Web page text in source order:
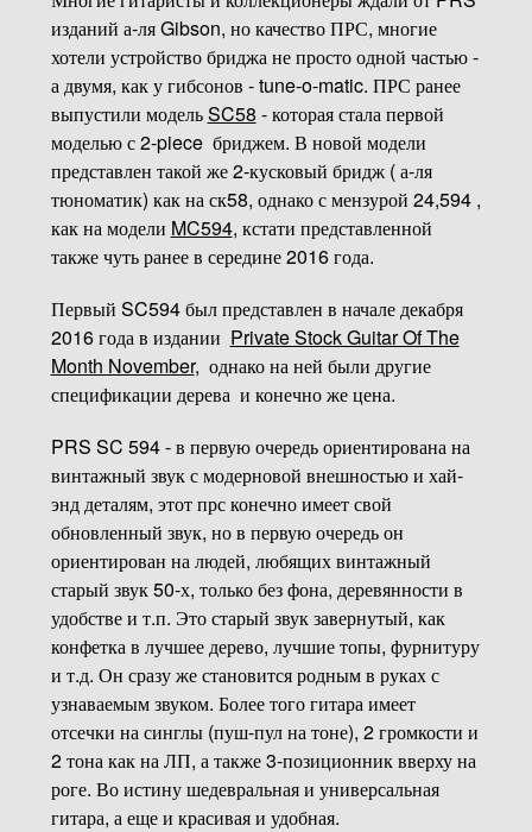
изданий а-ля Gibson, но качество ПРС, многие
хотели устройство бриджа не просто одной частью -
а двумя, как у гибсонов - tune-o-matic. ПРС ранее
выпустили модельSC58 - которая стала первой
моделью с 2-piece бриджем. В новой модели
представлен такой же 2-кусковый бридж ( а-ля
тюноматик) как на ск58, однако с мензурой 24,594 ,
как на модели MC594, кстати представленной
также чуть ранее в середине 2016 года.
Первый SC594 был представлен в начале декабря
2016 года в издании Private Stock Guitar Of The
Month November, однако на ней были другие
спецификации дерева и конечно же цена.
PRS SC 594 - в первую очередь ориентирована на
винтажный звук с модерновой внешностью и хай-
энд деталям, этот прс конечно имеет свой
обновленный звук, но в первую очередь он
ориентирован на людей, любящих винтажный
старый звук 50-х, только без фона, деревянности в
удобстве и т.п. Это старый звук завернутый, как
конфетка в лучшее дерево, лучшие топы, фурнитуру
и т.д. Он сразу же становится родным в руках с
узнаваемым звуком. Более того гитара имеет
отсечки на синглы (пуш-пул на тоне), 2 громкости и
2 тона как на ЛП, а также 3-позиционник вверху на
роге. Во истину шедевральная и универсальная
гитара, а еще и красивая и удобная.